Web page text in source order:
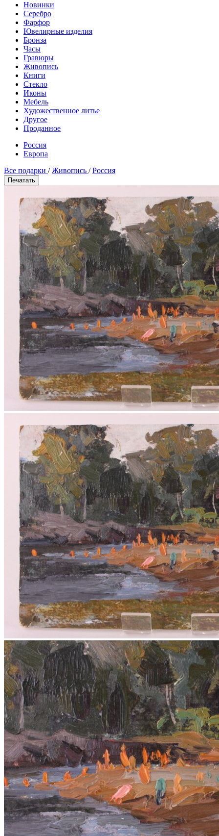
Новинки
Серебро
Фарфор
Ювелирные изделия
Бронза
Часы
Гравюры
Живопись
Книги
Стекло
Иконы
Мебель
Художественное литье
Другое
Проданное
Россия
Европа
Все подарки /Живопись /Россия